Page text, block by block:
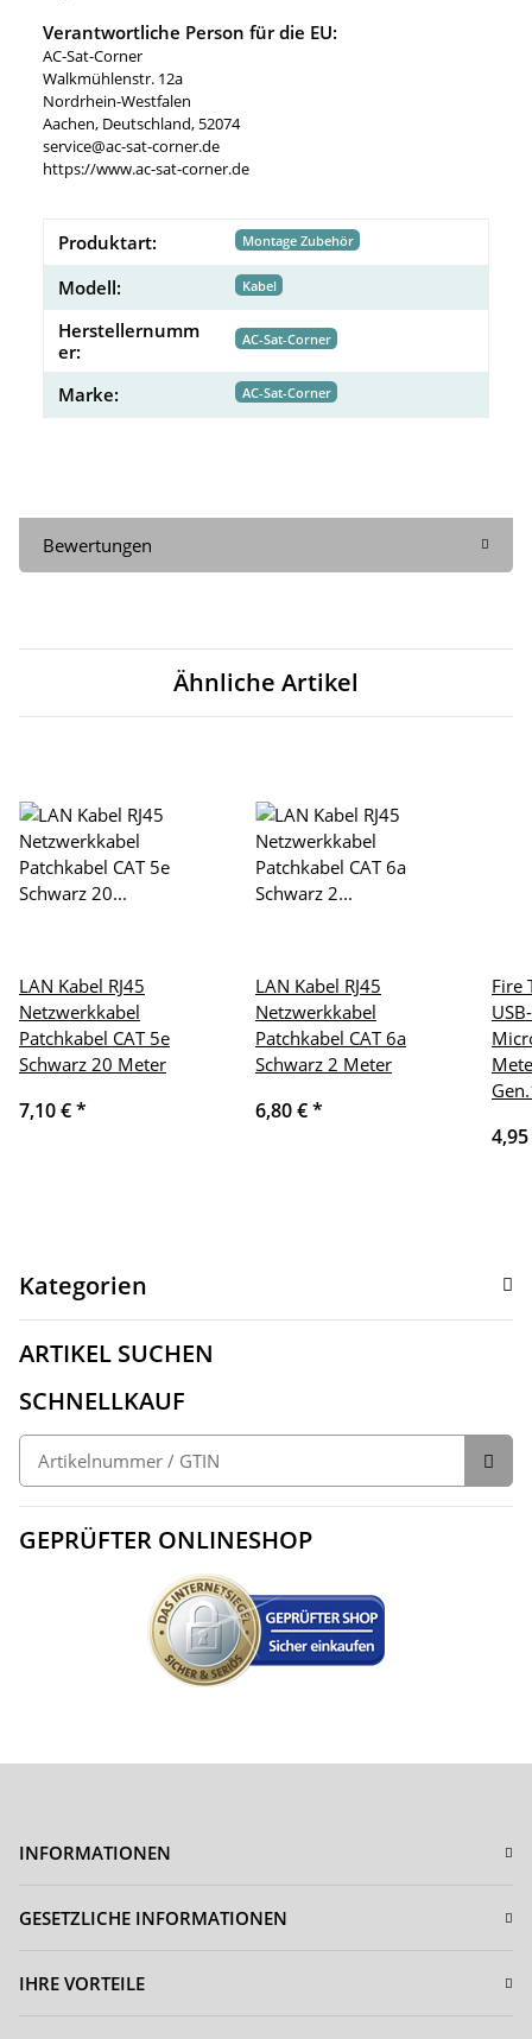
Verantwortliche Person für die EU:
AC-Sat-Corner
Walkmühlenstr. 12a
Nordrhein-Westfalen
Aachen, Deutschland, 52074
service@ac-sat-corner.de
https://www.ac-sat-corner.de
Produktart: Montage Zubehör
Modell: Kabel
Herstellernumm
er:
AC-Sat-Corner
Marke: AC-Sat-Corner
Bewertungen
Ähnliche Artikel
LAN Kabel RJ45
Netzwerkkabel
Patchkabel CAT 5e
Schwarz 20 Meter
7,10 €*
LAN Kabel RJ45
Netzwerkkabel
Patchkabel CAT 6a
Schwarz 2 Meter
6,80 €*
Fire
Kategorien
ARTIKEL SUCHEN
SCHNELLKAUF
GEPRÜFTER ONLINESHOP
INFORMATIONEN
GESETZLICHE INFORMATIONEN
IHRE VORTEILE